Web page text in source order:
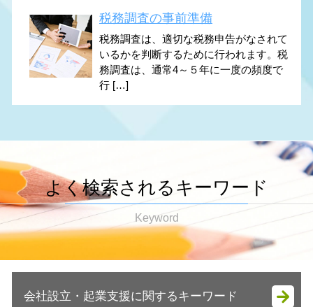
税務調査の事前準備
税務調査は、適切な税務申告がなされて
いるかを判断するために行われます。税
務調査は、通常4～５年に一度の頻度で
行 […]
よく検索されるキーワード
Keyword
会社設立・起業支援に関するキーワード